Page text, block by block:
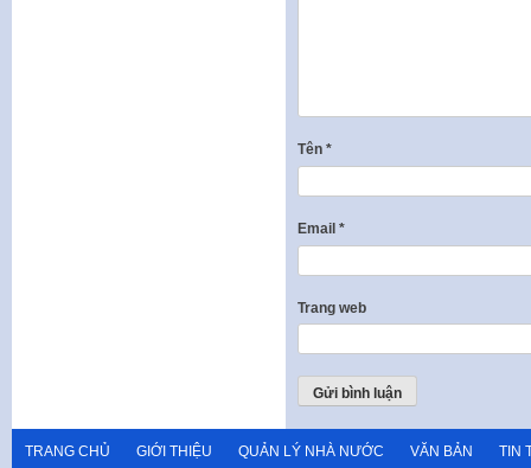
Tên *
Email *
Trang web
TRANG CHỦ GIỚI THIỆU QUẢN LÝ NHÀ NƯỚC VĂN BẢN TIN